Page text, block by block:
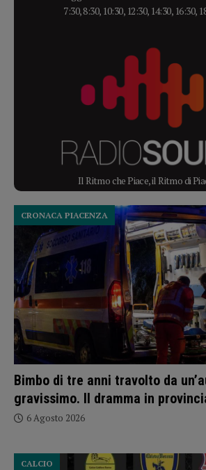
7:30, 8:30, 10:30, 12:30, 14:30, 16:30,
Il Ritmo che Piace, il Ritmo di
Bimbo di tre anni travolto da
gravissimo. Il dramma in
CRONACA PIACENZA
6 Agosto 2026
CALCIO